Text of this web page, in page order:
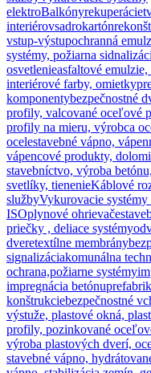
elektroBalkónyrekuperácie
interiérovsadrokartón
vstup-výstupochranná
systémy, požiarna
osvetlenieasfaltové
interiérové farby, omietky
komponentybezpečnostné
profily, valcované oceľové
profily na mieru, výrobca
ocelestavebné vápno,
vápencové produkty,
stavebníctvo, výroba
svetlíky, tienenieKáblové
službyVykurovacie systémy
ISOplynové ohrievače
priečky , deliace systémy
dveretextílne membrány
signalizáciakomunálna
ochrana,požiarne systémy
impregnácia betónu
konštrukciebezpečnostné
výstuže, plastové okná,
profily, pozinkované
výroba plastových dverí,
stavebné vápno,